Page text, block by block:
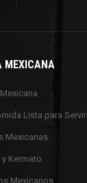
MEXICANA
Lista para Servir
Mexicanas
Kermato
Mexicanos